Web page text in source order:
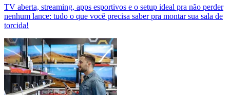
TV aberta, streaming, apps esportivos e o setup ideal pra não perder
nenhum lance: tudo o que você precisa saber pra montar sua sala de
torcida!